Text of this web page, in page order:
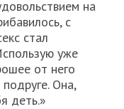
на
с
стал
уже
от него
Она,
деть.»